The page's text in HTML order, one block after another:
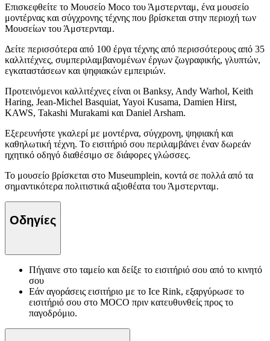
Επισκεφθείτε το Μουσείο Moco του Άμστερνταμ, ένα μουσείο
μοντέρνας και σύγχρονης τέχνης που βρίσκεται στην περιοχή των
Μουσείων του Άμστερνταμ.
Δείτε περισσότερα από 100 έργα τέχνης από περισσότερους από 35
καλλιτέχνες, συμπεριλαμβανομένων έργων ζωγραφικής, γλυπτών,
εγκαταστάσεων και ψηφιακών εμπειριών.
Προτεινόμενοι καλλιτέχνες είναι οι Banksy, Andy Warhol, Keith
Haring, Jean-Michel Basquiat, Yayoi Kusama, Damien Hirst,
KAWS, Takashi Murakami και Daniel Arsham.
Εξερευνήστε γκαλερί με μοντέρνα, σύγχρονη, ψηφιακή και
καθηλωτική τέχνη. Το εισιτήριό σου περιλαμβάνει έναν δωρεάν
ηχητικό οδηγό διαθέσιμο σε διάφορες γλώσσες.
Το μουσείο βρίσκεται στο Museumplein, κοντά σε πολλά από τα
σημαντικότερα πολιτιστικά αξιοθέατα του Άμστερνταμ.
Οδηγίες
Πήγαινε στο ταμείο και δείξε το εισιτήριό σου από το κινητό
σου
Εάν αγοράσεις εισιτήριο με το Ice Rink, εξαργύρωσε το
εισιτήριό σου στο MOCO πριν κατευθυνθείς προς το
παγοδρόμιο.